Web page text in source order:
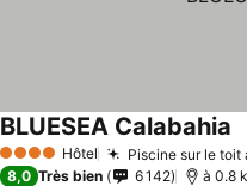
4 Étoiles Hôtel Piscine sur le toit
BLUESEA Calabahia
8,0 Très bien 6 142 à 0.8